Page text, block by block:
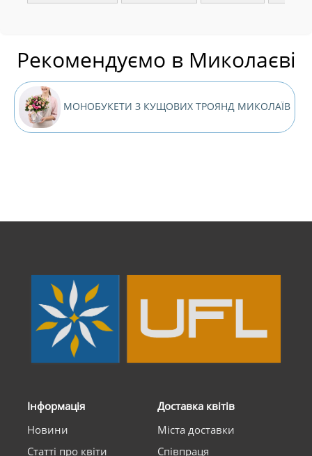
Рекомендуємо в Миколаєві
МОНОБУКЕТИ З КУЩОВИХ ТРОЯНД МИКОЛАЇВ
Інформація
Новини
Статті про квіти
Доставка квітів
Міста доставки
Співпраця